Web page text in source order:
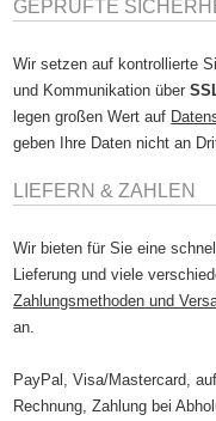
GEPRÜFTE
Wir setzen auf kontrollierte
und Kommunikation über
legen großen Wert auf
geben Ihre Daten nicht an
LIEFERN & ZAHLEN
Wir bieten für Sie eine
Lieferung und viele
Zahlungsmethoden und
an.
PayPal, Visa/Mastercard, auf
Rechnung, Zahlung bei